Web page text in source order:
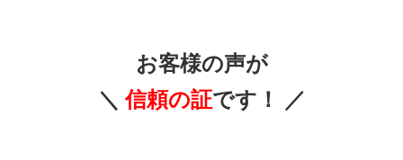
お客様の声が
＼信頼の証です！ ／